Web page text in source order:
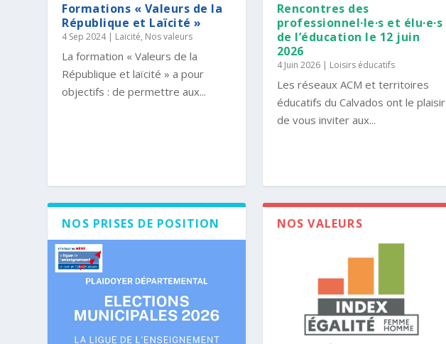
Formations « Valeurs de la
République et Laïcité »
4 Sep 2024| Laïcité, Nos valeurs
La formation « Valeurs de la
République et laïcité » a pour
objectifs : de permettre aux...
Rencontres des
professionnel·le·s et élu·e·s
de l’éducation le 12 juin
2026
4 Juin 2026| Loisirs éducatifs
Les réseaux ACM et territoires
éducatifs du Calvados ont le plaisir
de vous inviter aux...
NOS PRISES DE POSITION NOS VALEURS